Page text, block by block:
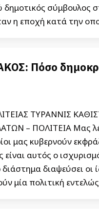
σύμβουλος
η εποχή κατά την
Πόσο
ΤΥΡΑΝΝΙΣ
– ΠΟΛΙΤΕΙΑ Μας
μας κυβερνούν
αυτός ο
διαψεύσει οι
μία πολιτική